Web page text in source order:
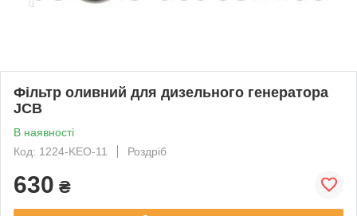
Фільтр оливний для дизельного генератора
JCB
В наявності
Код: 1224-KEO-11
Роздріб
630 ₴